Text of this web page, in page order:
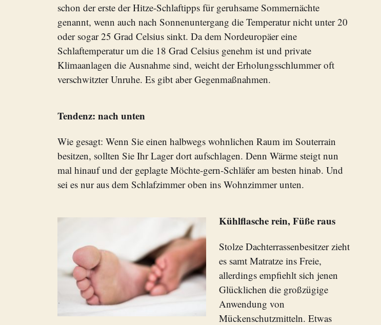
schon der erste der Hitze-Schlaftipps für geruhsame Sommernächte
genannt, wenn auch nach Sonnenuntergang die Temperatur nicht unter 20
oder sogar 25 Grad Celsius sinkt. Da dem Nordeuropäer eine
Schlaftemperatur um die 18 Grad Celsius genehm ist und private
Klimaanlagen die Ausnahme sind, weicht der Erholungsschlummer oft
verschwitzter Unruhe. Es gibt aber Gegenmaßnahmen.
Tendenz: nach unten
Wie gesagt: Wenn Sie einen halbwegs wohnlichen Raum im Souterrain
besitzen, sollten Sie Ihr Lager dort aufschlagen. Denn Wärme steigt nun
mal hinauf und der geplagte Möchte-gern-Schläfer am besten hinab. Und
sei es nur aus dem Schlafzimmer oben ins Wohnzimmer unten.
Kühlflasche rein, Füße raus
Stolze Dachterrassenbesitzer zieht
es samt Matratze ins Freie,
allerdings empfiehlt sich jenen
Glücklichen die großzügige
Anwendung von
Mückenschutzmitteln. Etwas